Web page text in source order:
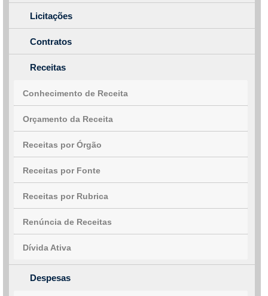
Licitações
Contratos
Receitas
Conhecimento de Receita
Orçamento da Receita
Receitas por Órgão
Receitas por Fonte
Receitas por Rubrica
Renúncia de Receitas
Dívida Ativa
Despesas